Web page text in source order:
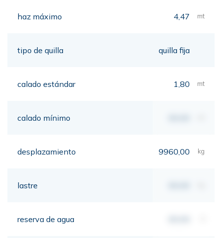
haz máximo 4,47 mt
tipo de quilla quilla fija
calado estándar 1,80 mt
calado mínimo
desplazamiento 9960,00 kg
lastre
reserva de agua